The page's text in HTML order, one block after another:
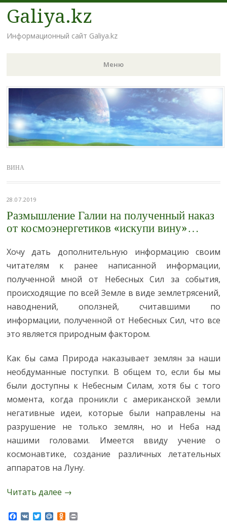
Galiya.kz
Информационный сайт Galiya.kz
Меню
Наверх
ВИНА
28.07.2019
Размышление Галии на полученный наказ
от космоэнергетиков «искупи вину»…
Хочу дать дополнительную информацию своим
читателям к ранее написанной информации,
полученной мной от Небесных Сил за события,
происходящие по всей Земле в виде землетрясений,
наводнений, оползней, считавшими по
информации, полученной от Небесных Сил, что все
это является природным фактором.
Как бы сама Природа наказывает землян за наши
необдуманные поступки. В общем то, если бы мы
были доступны к Небесным Силам, хотя бы с того
момента, когда проникли с американской земли
негативные идеи, которые были направлены на
разрушение не только землян, но и Неба над
нашими головами. Имеется ввиду учение о
космонавтике, создание различных летательных
аппаратов на Луну.
Читать далее →
Facebook
VKTwitterMail.RuOdnoklassniki
Print